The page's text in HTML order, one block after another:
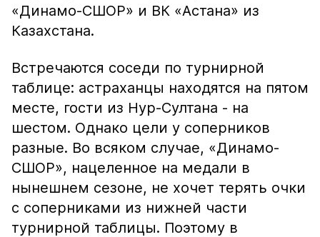
«Динамо-СШОР» и ВК «Астана» из
Казахстана.
Встречаются соседи по турнирной
таблице: астраханцы находятся на пятом
месте, гости из Нур-Султана - на
шестом. Однако цели у соперников
разные. Во всяком случае, «Динамо-
СШОР», нацеленное на медали в
нынешнем сезоне, не хочет терять очки
с соперниками из нижней части
турнирной таблицы. Поэтому в